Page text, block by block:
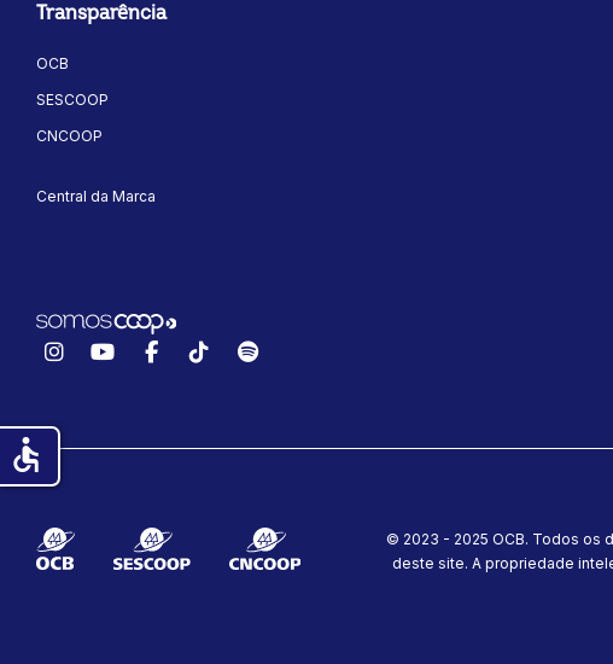
Transparência
OCB
SESCOOP
CNCOOP
Central da Marca
InstagramYouTubeFacebook
TikTokSpotify
© 2023 - 2025 OCB. Todos os
deste site.A propriedade
accessible